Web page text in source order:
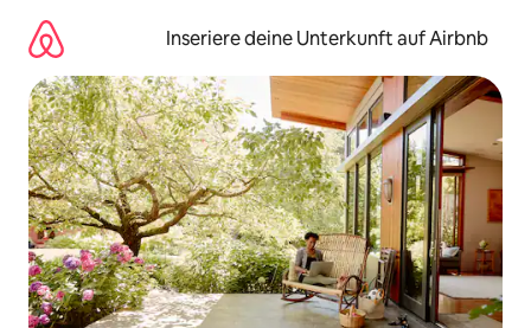
Inhalten
springen
Inseriere deine Unterkunft auf Airbnb